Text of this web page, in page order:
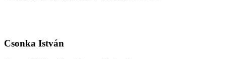
Csonka István